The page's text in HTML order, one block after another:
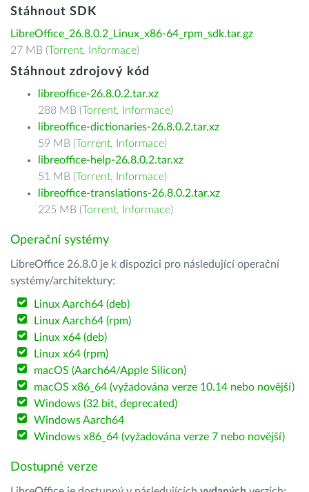
Stáhnout SDK
LibreOffice_26.8.0.2_Linux_x86-64_rpm_sdk.tar.gz
27 MB (Torrent, Informace)
Stáhnout zdrojový kód
libreoffice-26.8.0.2.tar.xz
288 MB (Torrent, Informace)
libreoffice-dictionaries-26.8.0.2.tar.xz
59 MB (Torrent, Informace)
libreoffice-help-26.8.0.2.tar.xz
51 MB (Torrent, Informace)
libreoffice-translations-26.8.0.2.tar.xz
225 MB (Torrent, Informace)
Operační systémy
LibreOffice 26.8.0 je k dispozici pro následující operační
systémy/architektury:
Linux Aarch64 (deb)
Linux Aarch64 (rpm)
Linux x64 (deb)
Linux x64 (rpm)
macOS (Aarch64/Apple Silicon)
macOS x86_64 (vyžadována verze 10.14 nebo novější)
Windows (32 bit, deprecated)
Windows Aarch64
Windows x86_64 (vyžadována verze 7 nebo novější)
Dostupné verze